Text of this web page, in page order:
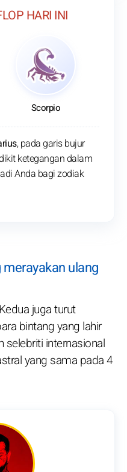
HARI INI
Scorpio
, pada garis bujur
ketegangan dalam
Anda bagi zodiak
ulang
juga turut
bintang yang lahir
selebriti internasional
yang sama pada 4